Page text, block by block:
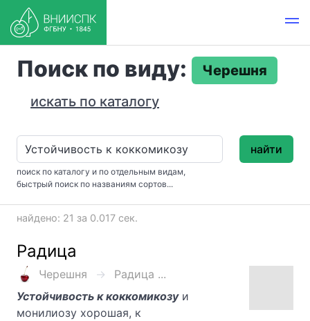
Поиск по виду:
Черешня
искать по каталогу
поиск по каталогу и по отдельным видам,
быстрый поиск по названиям сортов...
найти
найдено: 21 за 0.017 сек.
Радица
Черешня
Радица ...
Устойчивость к коккомикозуи
монилиозу хорошая, к